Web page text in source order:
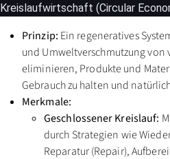
Kreislaufwirtschaft (Circular
Prinzip: Ein regeneratives
und Umweltverschmutzung von
eliminieren, Produkte und
Gebrauch zu halten und
Merkmale:
Geschlossener Kreislauf:
durch Strategien wie
Reparatur (Repair),